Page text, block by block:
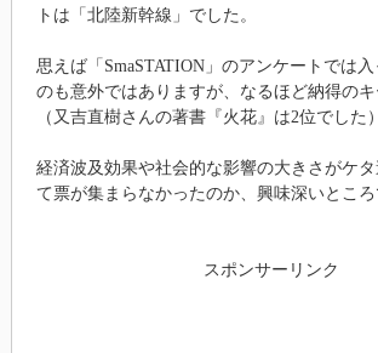
トは「北陸新幹線」でした。
思えば「SmaSTATION」のアンケートでは
のも意外ではありますが、なるほど納得の
（又吉直樹さんの著書『火花』は2位でした
経済波及効果や社会的な影響の大きさがケ
て票が集まらなかったのか、興味深いところ
スポンサーリンク